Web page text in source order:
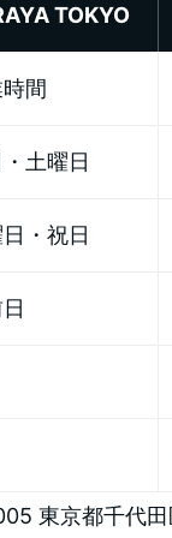
TOKYO
間
土曜日
・祝日
東京都千代